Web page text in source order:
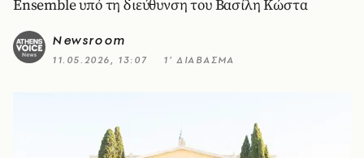
Ensemble υπό τη διεύθυνση του Βασίλη Κώστα
Newsroom
11.05.2026, 13:07 1’ ΔΙΑΒΑΣΜΑ